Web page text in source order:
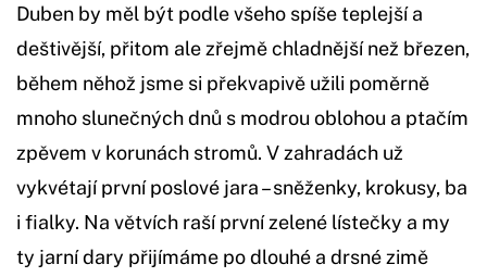
Duben by měl být podle všeho spíše teplejší a
deštivější, přitom ale zřejmě chladnější než březen,
během něhož jsme si překvapivě užili poměrně
mnoho slunečných dnů s modrou oblohou a ptačím
zpěvem v korunách stromů. V zahradách už
vykvétají první poslové jara – sněženky, krokusy, ba
i fialky. Na větvích raší první zelené lístečky a my
ty jarní dary přijímáme po dlouhé a drsné zimě